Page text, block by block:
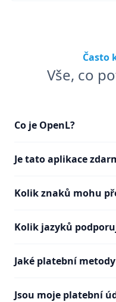
Často
Vše, co
Co je OpenL?
Je tato aplikace
Kolik znaků mohu
Kolik jazyků
Jaké platební
Jsou moje platební